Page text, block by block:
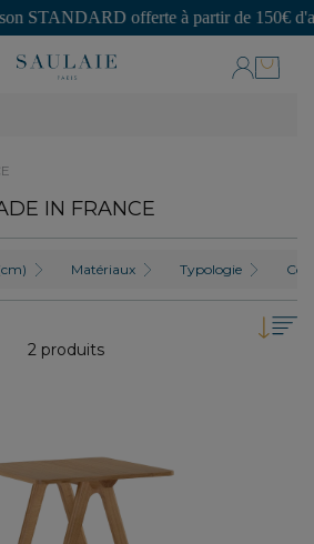
offerte à partir de 150€
IN FRANCE
Matériaux Typologie
2 produits